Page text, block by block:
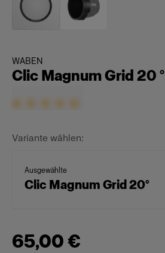
WABEN
Clic Magnum Grid 20 °
Variante wählen:
Ausgewählte
Clic Magnum Grid 20°
65,00 €